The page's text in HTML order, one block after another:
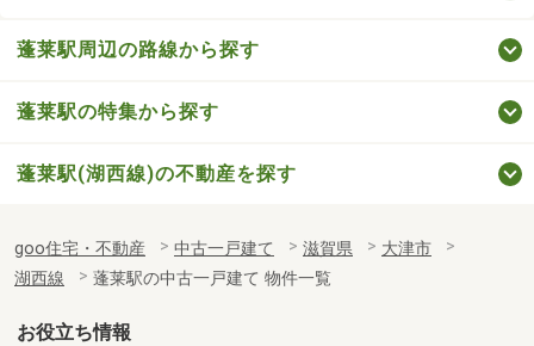
蓬莱駅周辺の路線から探す
蓬莱駅の特集から探す
蓬莱駅(湖西線)の不動産を探す
goo住宅・不動産 中古一戸建て 滋賀県
大津市
湖西線
蓬莱駅の中古一戸建て 物件一覧
お役立ち情報